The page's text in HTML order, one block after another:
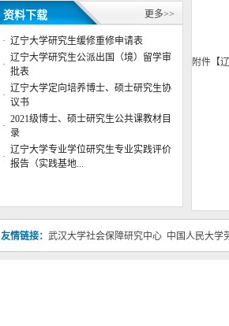
公共管理学院行政管理系主任董杨
副教授应邀参加“第六届数字政府
治理高峰”专题论...
辽宁大学公共管理学院2023年博士
研究生复试成绩
辽宁大学公共管理学院2023年博士
研究生复试工作实施细则
辽宁大学公共管理学院2023年硕士
研究生复试成绩（调剂第二批）
辽宁大学公共管理学院2023年进入
复试考生名单（调剂第二批）
辽宁大学公共管理学院2025年博士
研究生答辩安排
学位授权点建设年度报告 （2024
资料下载 更多>>
· 辽宁大学研究生缓修重修申请表
·
辽宁大学研究生公派出国（境）留学审
批表
·
辽宁大学定向培养博士、硕士研究生协
议书
·
2021级博士、硕士研究生公共课教材目
录
·
辽宁大学专业学位研究生专业实践评价
报告（实践基地...
附件【
友情链接： 武汉大学社会保障研究中心 中国人民大学